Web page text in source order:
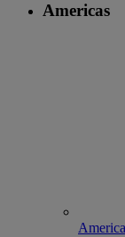
Americas